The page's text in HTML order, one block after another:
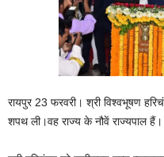
रायपुर 23 फरवरी। श्री विश्वभूषण
शपथ ली।वह राज्य के नौवें राज्यपाल हैं।